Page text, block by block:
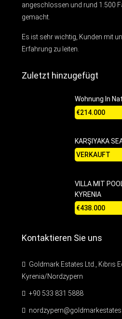
angeschlossen und rund 1.500
gemacht.
Es ist sehr wichtig, Kunden mit
Erfahrung zu leiten.
Zuletzt hinzugefügt
Wohnung In
€214.000
KARŞIYAKA
VERKAUFT
VILLA MIT
KYRENIA
€438.000
Kontaktieren Sie uns
Goldmark Estates Ltd., Kıbrıs
Kyrenia/Nordzypern
+90 533 831 5888